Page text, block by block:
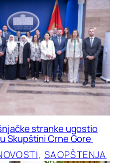
stranke ugostio
Skupštini Crne Gore
, SAOPŠTENJA